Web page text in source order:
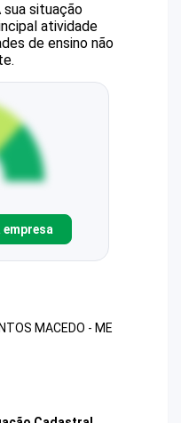
sua situação
atividade
de ensino não
MACEDO - ME